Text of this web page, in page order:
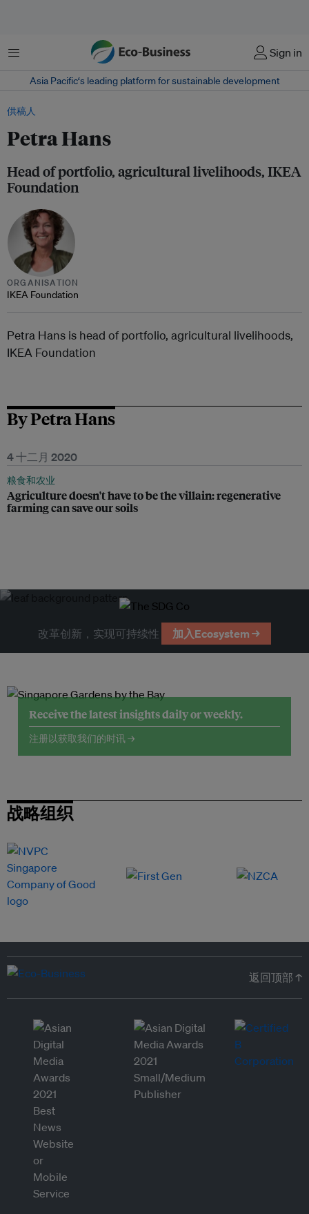
菜单 Sign in
Asia Pacific‘s leading platform for sustainable development
供稿人
Petra Hans
Head of portfolio, agricultural livelihoods, IKEA
Foundation
ORGANISATION
IKEA Foundation
Petra Hans is head of portfolio, agricultural livelihoods,
IKEA Foundation
By Petra Hans
4 十二月 2020
粮食和农业
Agriculture doesn't have to be the villain: regenerative
farming can save our soils
改革创新，实现可持续性 加入Ecosystem →
Receive the latest insights daily or weekly.
注册以获取我们的时讯 →
战略组织
返回顶部 ↑